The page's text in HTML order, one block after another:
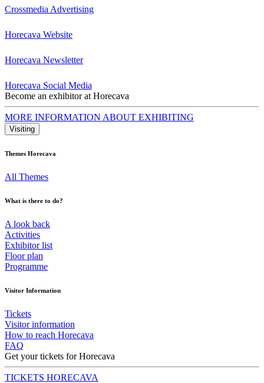
Crossmedia Advertising
Horecava Website
Horecava Newsletter
Horecava Social Media
Become an exhibitor at Horecava
MORE INFORMATION ABOUT EXHIBITING
Visiting
Themes Horecava
All Themes
What is there to do?
A look back
Activities
Exhibitor list
Floor plan
Programme
Visitor Information
Tickets
Visitor information
How to reach Horecava
FAQ
Get your tickets for Horecava
TICKETS HORECAVA